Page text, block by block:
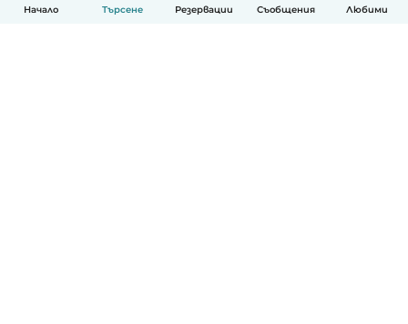
Начало Търсене Резервации Съобщения Любими